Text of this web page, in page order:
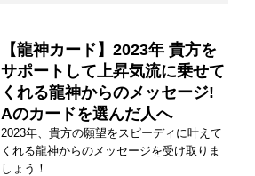
【龍神カード】2023年 貴方を
サポートして上昇気流に乗せて
くれる龍神からのメッセージ!
Aのカードを選んだ人へ
2023年、貴方の願望をスピーディに叶えて
くれる龍神からのメッセージを受け取りま
しょう！